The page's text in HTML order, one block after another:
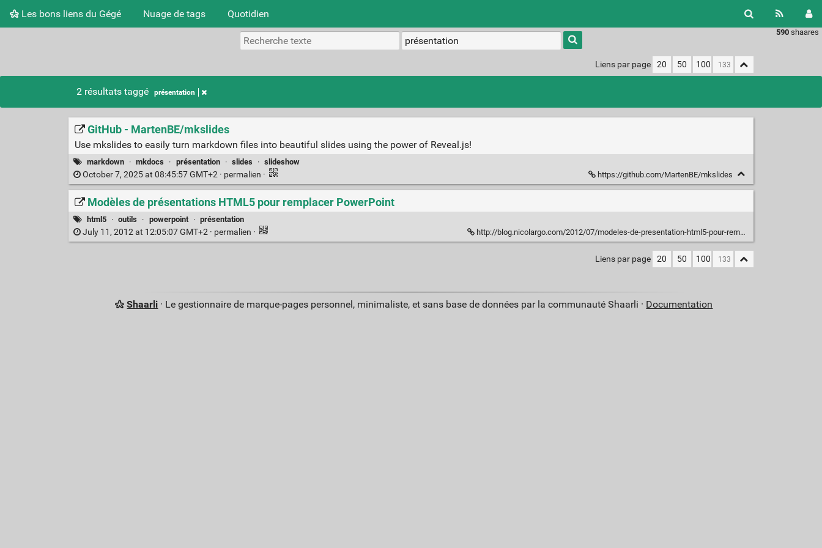
Les bons liens du Gégé Nuage de tags Quotidien
590 shaares
Type 1 or
more
charactersLiens par page 20 50 100
2 résultats taggé présentation
GitHub - MartenBE/mkslides
Use mkslides to easily turn markdown files into beautiful slides using the power of Reveal.js!
markdown · mkdocs · présentation · slides · slideshow
October 7, 2025 at 08:45:57 GMT+2 · permalien · https://github.com/MartenBE/mkslides
Modèles de présentations HTML5 pour remplacer PowerPoint
html5 · outils · powerpoint · présentation
July 11, 2012 at 12:05:07 GMT+2 · permalien · http://blog.nicolargo.com/2012/07/modeles-de-presentation-html5-pour-remplacer-powerpoint.html
Liens par page 20 50 100
Shaarli · Le gestionnaire de marque-pages personnel, minimaliste, et sans base de données par la communauté Shaarli · Documentation